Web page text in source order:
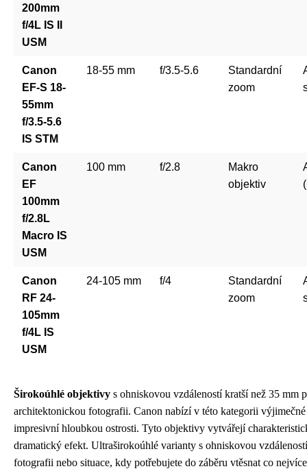
200mm
f/4L IS II
USM
Canon
EF-S 18-
55mm
f/3.5-5.6
IS STM
18-55 mm f/3.5-5.6
Standardní
zoom
Canon
EF
100mm
f/2.8L
Macro IS
USM
100 mm f/2.8
Makro
objektiv
Canon
RF 24-
105mm
f/4L IS
USM
24-105 mm f/4
Standardní
zoom
Širokoúhlé objektivy s ohniskovou vzdáleností kratší než 35 mm
architektonickou fotografii. Canon nabízí v této kategorii
impresivní hloubkou ostrosti. Tyto objektivy vytvářejí
dramatický efekt. Ultraširokoúhlé varianty s ohniskovou
fotografii nebo situace, kdy potřebujete do záběru vtěsnat co